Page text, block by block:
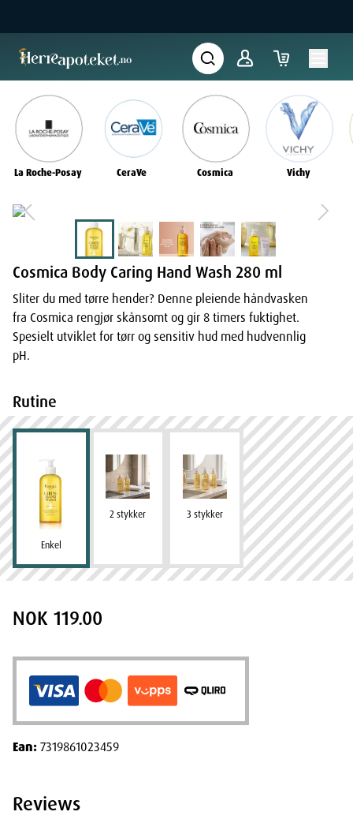
La Roche-Posay CeraVe Cosmica Vichy
Cosmica Body Caring Hand Wash 280 ml
Sliter du med tørre hender? Denne pleiende håndvasken
fra Cosmica rengjør skånsomt og gir 8 timers fuktighet.
Spesielt utviklet for tørr og sensitiv hud med hudvennlig
pH.
Rutine
Enkel
2 stykker 3 stykker
NOK 119.00
Ean:7319861023459
Reviews